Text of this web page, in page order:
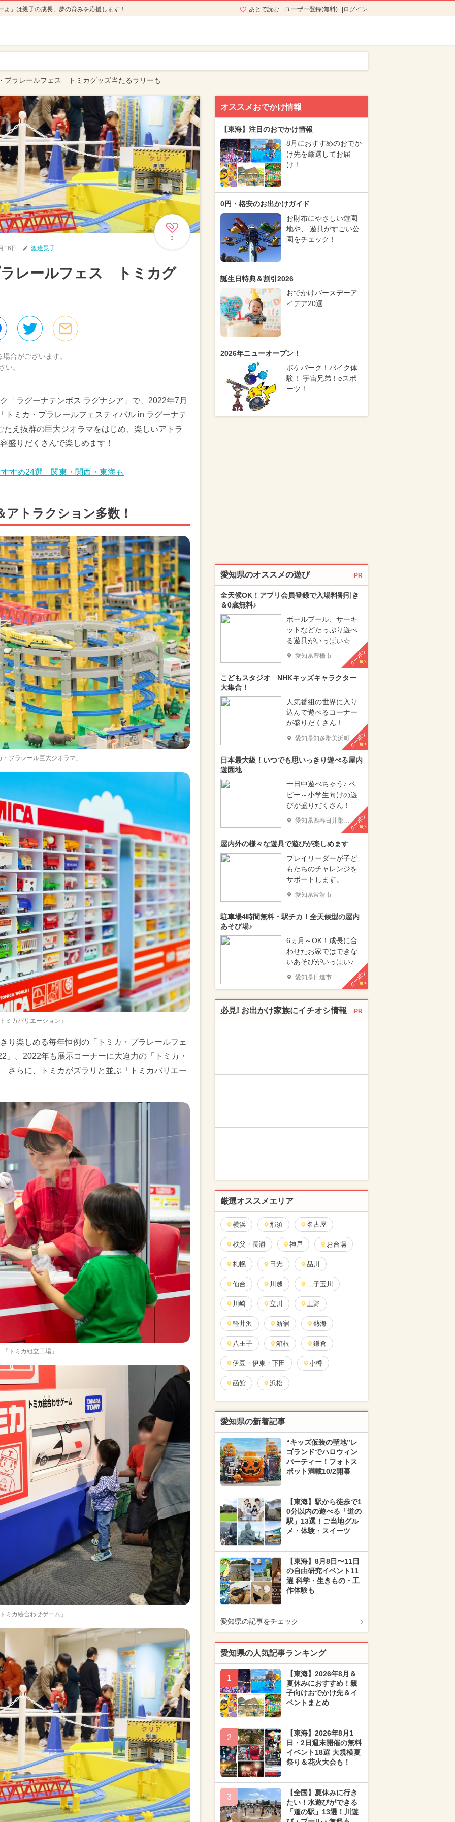
」は親子の成長、夢の育みを応援します！ あとで読む ユーザー登録(無料) ログイン
プラレールフェス トミカグッズ当たるラリーも
3
16日 渡邊晃子
レールフェス トミカグ
合がございます。
い。
「ラグーナテンボス ラグナシア」で、2022年7月
トミカ・プラレールフェスティバル in ラグーナテ
え抜群の巨大ジオラマをはじめ、楽しいアトラ
盛りだくさんで楽しめます！
すめ24選 関東・関西・東海も
トラクション多数！
・プラレール巨大ジオラマ」
ミカバリエーション」
り楽しめる毎年恒例の「トミカ・プラレールフェ
」。2022年も展示コーナーに大迫力の「トミカ・
らに、トミカがズラリと並ぶ「トミカバリエー
「トミカ組立工場」
ミカ絵合わせゲーム」
オススメおでかけ情報
【東海】注目のおでかけ情報
8月におすすめのおでか
け先を厳選してお届
け！
0円・格安のお出かけガイド
お財布にやさしい遊園
地や、 遊具がすごい公
園をチェック！
誕生日特典＆割引2026
おでかけバースデーア
イデア20選
2026年ニューオープン！
ポケパーク！バイク体
験！ 宇宙兄弟！eスポ
ーツ！
愛知県のオススメの遊び PR
全天候OK！アプリ会員登録で入場料割引き
＆0歳無料♪
ボールプール、サーキ
ットなどたっぷり遊べ
る遊具がいっぱい☆
愛知県豊橋市 クーポン
こどもスタジオ NHKキッズキャラクター
大集合！
人気番組の世界に入り
込んで遊べるコーナー
が盛りだくさん！
愛知県知多郡美浜町クーポン
日本最大級！いつでも思いっきり遊べる屋内
遊園地
一日中遊べちゃう♪ ベ
ビー～小学生向けの遊
びが盛りだくさん！
愛知県西春日井郡豊山町 クーポン
屋内外の様々な遊具で遊びが楽しめます
プレイリーダーが子ど
もたちのチャレンジを
サポートします。
愛知県常滑市
駐車場4時間無料・駅チカ！全天候型の屋内
あそび場♪
6ヵ月～OK！成長に合
わせたお家ではできな
いあそびがいっぱい♪
愛知県日進市 クーポン
必見! お出かけ家族にイチオシ情報 PR
厳選オススメエリア
横浜 那須 名古屋
秩父・長瀞 神戸 お台場
札幌 日光 品川
仙台 川越 二子玉川
川崎 立川 上野
軽井沢 新宿 熱海
八王子 箱根 鎌倉
伊豆・伊東・下田 小樽
函館 浜松
愛知県の新着記事
“キッズ仮装の聖地”レ
ゴランドでハロウィン
パーティー！フォトス
ポット満載10/2開幕
【東海】駅から徒歩で1
0分以内の遊べる「道の
駅」13選！ご当地グル
メ・体験・スイーツ
【東海】8月8日〜11日
の自由研究イベント11
選 科学・生きもの・工
作体験も
愛知県の記事をチェック
愛知県の人気記事ランキング
1
【東海】2026年8月＆
夏休みにおすすめ！親
子向けおでかけ先＆イ
ベントまとめ
2
【東海】2026年8月1
日・2日週末開催の無料
イベント18選 大規模夏
祭り＆花火大会も！
3
【全国】夏休みに行き
たい！水遊びができる
「道の駅」13選！川遊